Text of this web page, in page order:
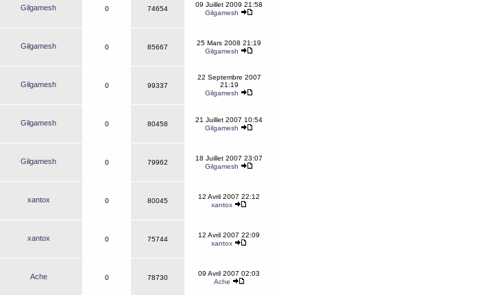
Gilgamesh 0 74654
09 Juillet 2009 21:58
Gilgamesh
Gilgamesh 0 85667
25 Mars 2008 21:19
Gilgamesh
Gilgamesh 0 99337
22 Septembre 2007
21:19
Gilgamesh
Gilgamesh 0 80458
21 Juillet 2007 10:54
Gilgamesh
Gilgamesh 0 79962
18 Juillet 2007 23:07
Gilgamesh
xantox 0 80045
12 Avril 2007 22:12
xantox
xantox 0 75744
12 Avril 2007 22:09
xantox
Ache 0 78730
09 Avril 2007 02:03
Ache